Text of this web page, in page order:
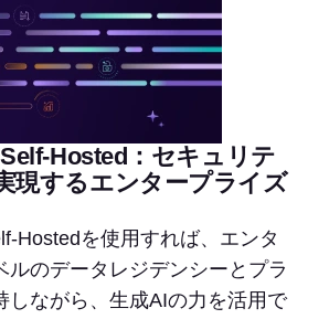
Hosted：セキュリテ
現するエンタープライズ
Hostedを使用すれば、エンタ
ルのデータレジデンシーとプラ
しながら、生成AIの力を活用で